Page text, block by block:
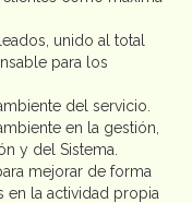
unido al total
para los
del servicio.
en la gestión,
y del Sistema.
mejorar de forma
la actividad propia